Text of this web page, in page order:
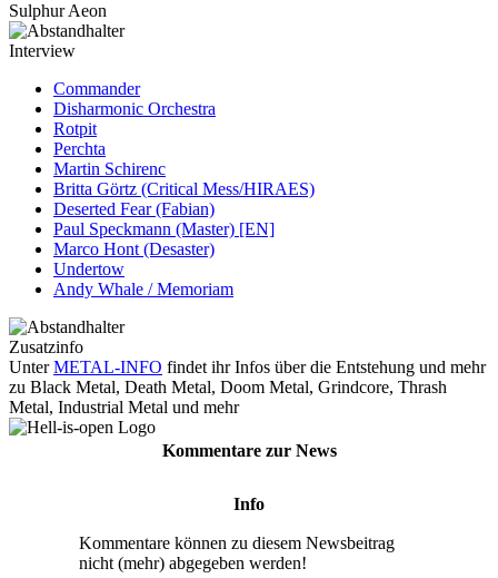
Sulphur Aeon
Interview
Commander
Disharmonic Orchestra
Rotpit
Perchta
Martin Schirenc
Britta Görtz (Critical Mess/HIRAES)
Deserted Fear (Fabian)
Paul Speckmann (Master) [EN]
Marco Hont (Desaster)
Undertow
Andy Whale / Memoriam
Zusatzinfo
UnterMETAL-INFO findet ihr Infos über die Entstehung und mehr
zu Black Metal, Death Metal, Doom Metal, Grindcore, Thrash
Metal, Industrial Metal und mehr
Kommentare zur News
Info
Kommentare können zu diesem Newsbeitrag
nicht (mehr) abgegeben werden!